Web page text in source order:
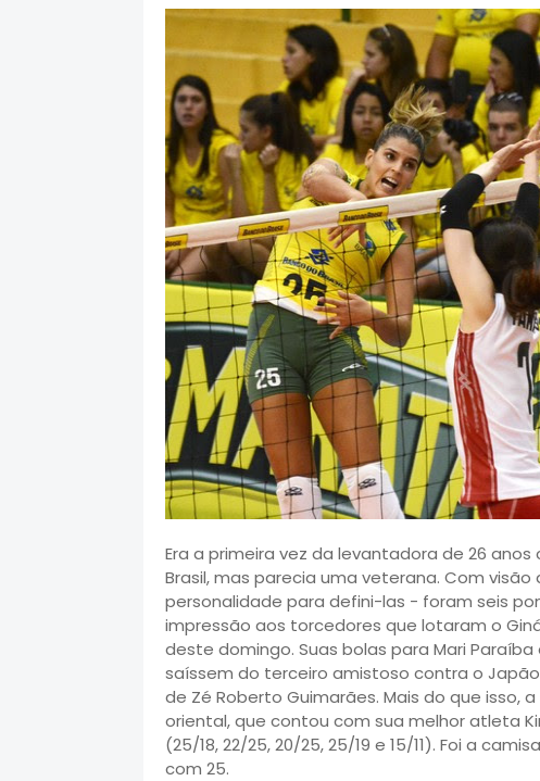
Era a primeira vez da levantadora de 26
Brasil, mas parecia uma veterana. Com
personalidade para defini-las - foram seis
impressão aos torcedores que lotaram o
deste domingo. Suas bolas para Mari
saíssem do terceiro amistoso contra o
de Zé Roberto Guimarães. Mais do que isso,
oriental, que contou com sua melhor atleta
(25/18, 22/25, 20/25, 25/19 e 15/11). Foi a
com 25.